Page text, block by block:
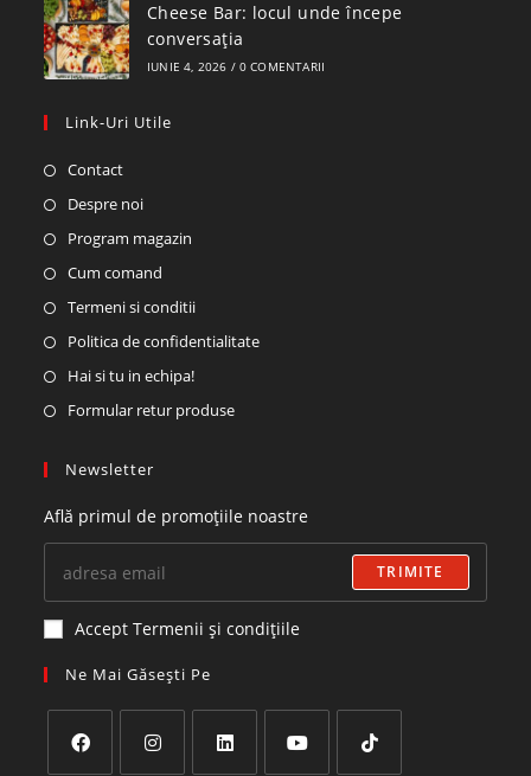
Cheese Bar: locul unde începe
conversația
IUNIE 4, 2026 / 0 COMENTARII
Link-Uri Utile
Contact
Despre noi
Program magazin
Cum comand
Termeni si conditii
Politica de confidentialitate
Hai si tu in echipa!
Formular retur produse
Newsletter
Află primul de promoțiile noastre
TRIMITE
Accept Termenii și condițiile
Ne Mai Găsești Pe